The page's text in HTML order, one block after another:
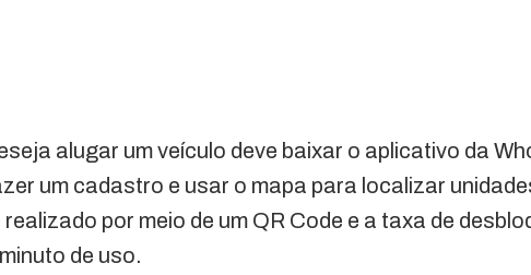
alugar um veículo deve baixar o aplicativo da
um cadastro e usar o mapa para localizar
por meio de um QR Code e a taxa de
de uso.